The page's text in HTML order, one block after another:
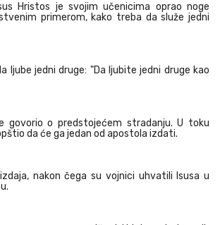
Hristos je svojim učenicima oprao noge
primerom, kako treba da služe jedni
ljube jedni druge: "Da ljubite jedni druge kao
govorio o predstojećem stradanju. U toku
da će ga jedan od apostola izdati.
nakon čega su vojnici uhvatili Isusa u